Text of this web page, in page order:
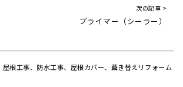
次の記事 >
プライマー（シーラー）
根工事、防水工事、屋根カバー、葺き替えリフォーム